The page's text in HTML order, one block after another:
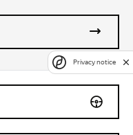
Privacy notice